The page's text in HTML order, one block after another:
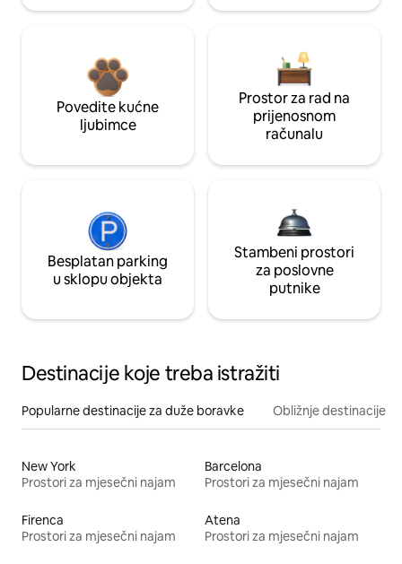
Povedite kućne
ljubimce
Prostor za rad na
prijenosnom
računalu
Besplatan parking
u sklopu objekta
Stambeni prostori
za poslovne
putnike
Destinacije koje treba istražiti
Popularne destinacije za duže boravke Obližnje destinacije
New York
Prostori za mjesečni najam
Barcelona
Prostori za mjesečni najam
Firenca
Prostori za mjesečni najam
Atena
Prostori za mjesečni najam